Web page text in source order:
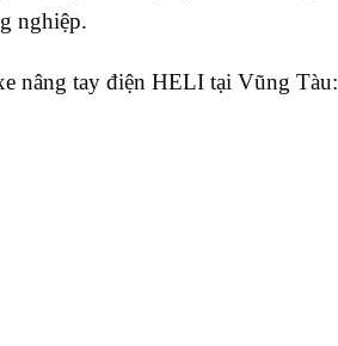
nghiệp.
nâng tay điện HELI tại Vũng Tàu: